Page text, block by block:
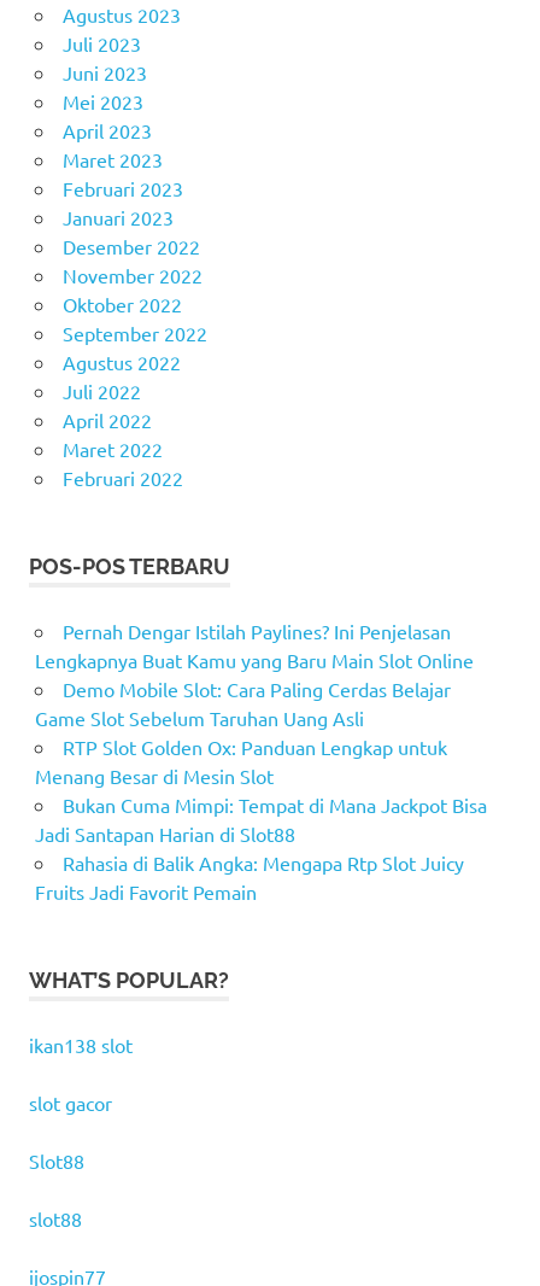
Agustus 2023
Juli 2023
Juni 2023
Mei 2023
April 2023
Maret 2023
Februari 2023
Januari 2023
Desember 2022
November 2022
Oktober 2022
September 2022
Agustus 2022
Juli 2022
April 2022
Maret 2022
Februari 2022
POS-POS TERBARU
Pernah Dengar Istilah Paylines? Ini Penjelasan
Lengkapnya Buat Kamu yang Baru Main Slot Online
Demo Mobile Slot: Cara Paling Cerdas Belajar
Game Slot Sebelum Taruhan Uang Asli
RTP Slot Golden Ox: Panduan Lengkap untuk
Menang Besar di Mesin Slot
Bukan Cuma Mimpi: Tempat di Mana Jackpot Bisa
Jadi Santapan Harian di Slot88
Rahasia di Balik Angka: Mengapa Rtp Slot Juicy
Fruits Jadi Favorit Pemain
WHAT’S POPULAR?
ikan138 slot
slot gacor
Slot88
slot88
ijospin77